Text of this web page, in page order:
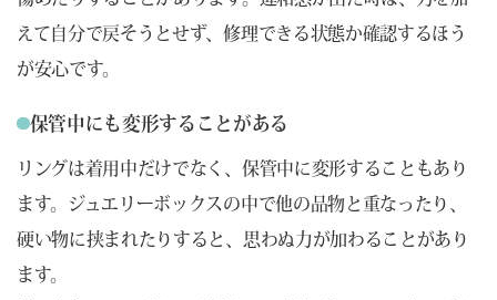
えて自分で戻そうとせず、修理できる状態か確認するほう
が安心です。
保管中にも変形することがある
リングは着用中だけでなく、保管中に変形することもあり
ます。ジュエリーボックスの中で他の品物と重なったり、
硬い物に挟まれたりすると、思わぬ力が加わることがあり
ます。